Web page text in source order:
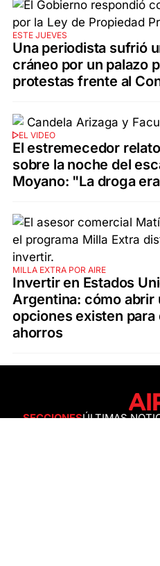
ESTE JUEVES
Una periodista sufrió
cráneo por un palazo
protestas frente al
EL VIDEO
El estremecedor
sobre la noche del
Moyano: "La droga
MILLA EXTRA POR AIRE
Invertir en Estados
Argentina: cómo abrir
opciones existen
ahorros
SECCIONESÚLTIMAS